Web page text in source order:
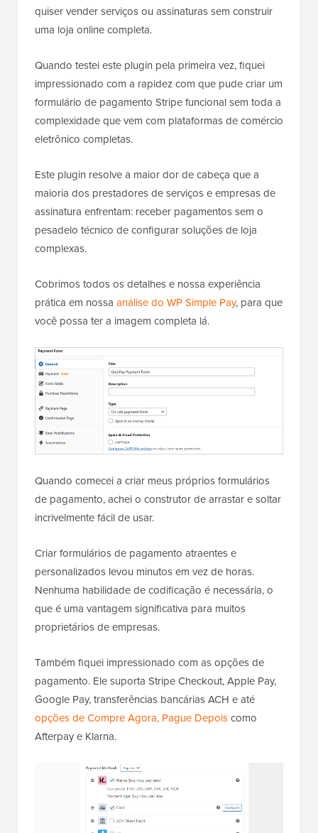
quiser vender serviços ou assinaturas sem construir
uma loja online completa.
Quando testei este plugin pela primeira vez, fiquei
impressionado com a rapidez com que pude criar um
formulário de pagamento Stripe funcional sem toda a
complexidade que vem com plataformas de comércio
eletrônico completas.
Este plugin resolve a maior dor de cabeça que a
maioria dos prestadores de serviços e empresas de
assinatura enfrentam: receber pagamentos sem o
pesadelo técnico de configurar soluções de loja
complexas.
Cobrimos todos os detalhes e nossa experiência
prática em nossa análise do WP Simple Pay, para que
você possa ter a imagem completa lá.
Quando comecei a criar meus próprios formulários
de pagamento, achei o construtor de arrastar e soltar
incrivelmente fácil de usar.
Criar formulários de pagamento atraentes e
personalizados levou minutos em vez de horas.
Nenhuma habilidade de codificação é necessária, o
que é uma vantagem significativa para muitos
proprietários de empresas.
Também fiquei impressionado com as opções de
pagamento. Ele suporta Stripe Checkout, Apple Pay,
Google Pay, transferências bancárias ACH e até
opções de Compre Agora, Pague Depoiscomo
Afterpay e Klarna.